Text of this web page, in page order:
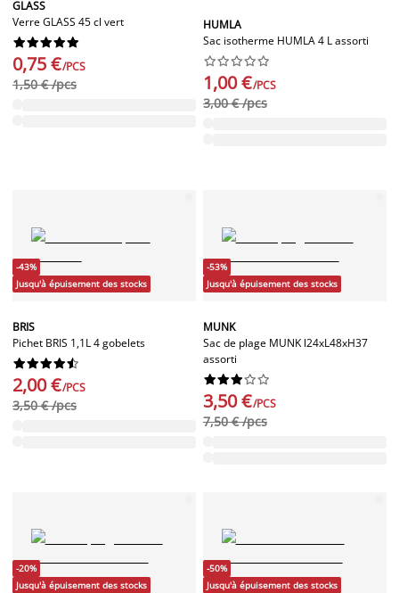
GLASS
Verre GLASS 45 cl vert






0,75 €/PCS
1,50 € /pcs
HUMLA
Sac isotherme HUMLA 4 L assorti






1,00 €/PCS
3,00 € /pcs
-43%
Jusqu'à épuisement des stocks
BRIS
Pichet BRIS 1,1L 4 gobelets






2,00 €/PCS
3,50 € /pcs
-53%
Jusqu'à épuisement des stocks
MUNK
Sac de plage MUNK l24xL48xH37
assorti






3,50 €/PCS
7,50 € /pcs
-20%
Jusqu'à épuisement des stocks
-50%
Jusqu'à épuisement des stocks